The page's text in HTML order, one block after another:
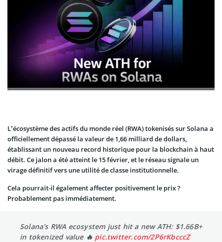
L’écosystème des actifs du monde réel (RWA) tokenisés sur Solana a
officiellement dépassé la valeur de 1,66 milliard de dollars,
établissant un nouveau record historique pour la blockchain à haut
débit. Ce jalon a été atteint le 15 février, et le réseau signale un
virage définitif vers une utilité de classe institutionnelle.
Cela pourrait-il également affecter positivement le prix ?
Probablement pas immédiatement.
Solana's RWA ecosystem just hit a new ATH: $1.66B+
in tokenized value 🔥 pic.twitter.com/2P6rKbcccZ